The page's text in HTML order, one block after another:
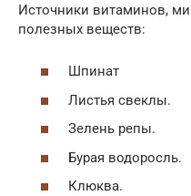
Источники витаминов,
полезных веществ:
Шпинат
Листья свеклы.
Зелень репы.
Бурая водоросль.
Клюква.